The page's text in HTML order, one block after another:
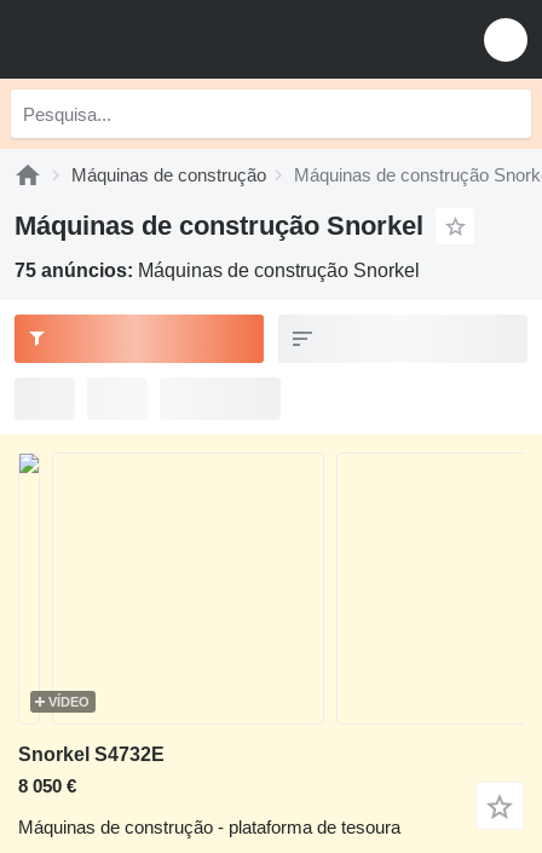
Máquinas de construção Máquinas de construção
Máquinas de construção Snorkel
75 anúncios: Máquinas de construção Snorkel
VÍDEO
Snorkel S4732E
8 050 €
Máquinas de construção - plataforma de tesoura